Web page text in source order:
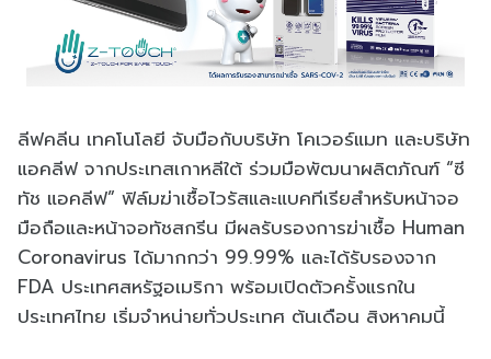
ลีฟคลีน เทคโนโลยี จับมือกับบริษัท โคเวอร์แมท และบริษัท
แอคลีฟ จากประเทสเกาหลีใต้ ร่วมมือพัฒนาผลิตภัณฑ์ “ซี
ทัช แอคลีฟ” ฟิล์มฆ่าเชื้อไวรัสและแบคทีเรียสำหรับหน้าจอ
มือถือและหน้าจอทัชสกรีน มีผลรับรองการฆ่าเชื้อ Human
Coronavirus ได้มากกว่า 99.99% และได้รับรองจาก
FDA ประเทศสหรัฐอเมริกา พร้อมเปิดตัวครั้งแรกใน
ประเทศไทย เริ่มจำหน่ายทั่วประเทศ ต้นเดือน สิงหาคมนี้